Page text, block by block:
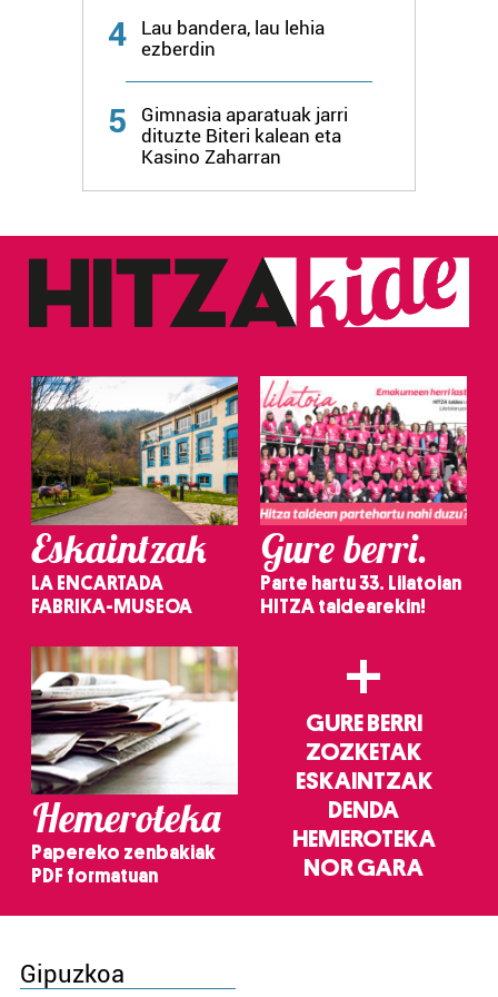
Webgune honek cookie propioak eta hirugarrenen cookie-
fitxategiak erabiltzen ditu. Zure esperientzia eta
zerbitzuak hobetzeko asmoz, cookie teknologiaz
baliatzen gara. Ohar hau onartuz gero, teknologia hori
erabiltzeko baimen esplizitua ematen diguzu.
4
Lau bandera, lau lehia
ezberdin
5
Gimnasia aparatuak jarri
dituzte Biteri kalean eta
Kasino Zaharran
Eskaintzak
LA ENCARTADA
FABRIKA-MUSEOA
Gure berri.
Parte hartu 33. Lilatoian
HITZA taldearekin!
Hemeroteka
Papereko zenbakiak
PDF formatuan
+
GURE BERRI
ZOZKETAK
ESKAINTZAK
DENDA
HEMEROTEKA
NOR GARA
Gipuzkoa